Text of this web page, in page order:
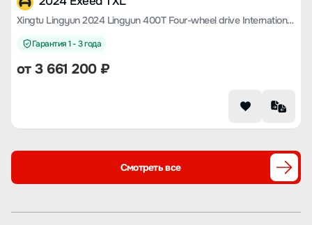
Xingtu Lingyun 2024 Lingyun 400T Four-wheel drive International Version
Гарантия 1 - 3 года
от3 661 200₽
Смотреть все